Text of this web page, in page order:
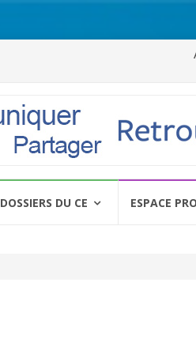
DOSSIERS DU CE ESPACE PRO